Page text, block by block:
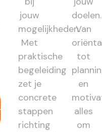
jouw
mogelijkheden.
Met
praktische
begeleiding
zet je
concrete
stappen
richting
doelen.
Van
tot
en
alles
om